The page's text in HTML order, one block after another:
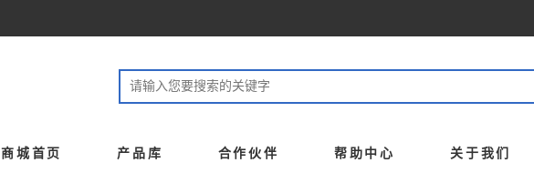
商城首页 产品库 合作伙伴 帮助中心 关于我们